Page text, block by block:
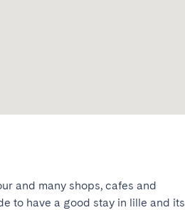
and many shops, cafes and
to have a good stay in lille and its